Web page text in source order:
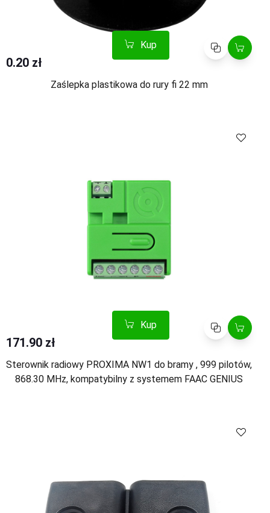
Kup Porównaj
0.20 zł
Zaślepka plastikowa do rury fi 22 mm
Kup Porównaj
171.90 zł
Sterownik radiowy PROXIMA NW1 do bramy , 999 pilotów,
868.30 MHz, kompatybilny z systemem FAAC GENIUS